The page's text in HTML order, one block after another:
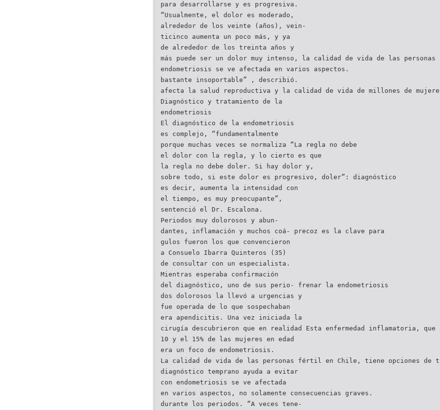
para desarrollarse y es progresiva.
“Usualmente, el dolor es moderado,
alrededor de los veinte (años), vein-
ticinco aumenta un poco más, y ya
de alrededor de los treinta años y
más puede ser un dolor muy intenso, la calidad de vida de las personas
endometriosis se ve afectada en varios aspectos.
bastante insoportable” , describió.
afecta la salud reproductiva y la calidad de vida de millones de
Diagnóstico y tratamiento de la
endometriosis
El diagnóstico de la endometriosis
es complejo, “fundamentalmente
porque muchas veces se normaliza “La regla no debe
el dolor con la regla, y lo cierto es que
la regla no debe doler. Si hay dolor y,
sobre todo, si este dolor es progresivo, doler”: diagnóstico
es decir, aumenta la intensidad con
el tiempo, es muy preocupante”,
sentenció el Dr. Escalona.
Periodos muy dolorosos y abun-
dantes, inflamación y muchos coá- precoz es la clave para
gulos fueron los que convencieron
a Consuelo Ibarra Quinteros (35)
de consultar con un especialista.
Mientras esperaba confirmación
del diagnóstico, uno de sus perio- frenar la endometriosis
dos dolorosos la llevó a urgencias y
fue operada de lo que sospechaban
era apendicitis. Una vez iniciada la
cirugía descubrieron que en realidad Esta enfermedad inflamatoria,
10 y el 15% de las mujeres en edad
era un foco de endometriosis.
La calidad de vida de las personas fértil en Chile, tiene opciones de
diagnóstico temprano ayuda a evitar
con endometriosis se ve afectada
en varios aspectos, no solamente consecuencias graves.
durante los periodos. “A veces tene-